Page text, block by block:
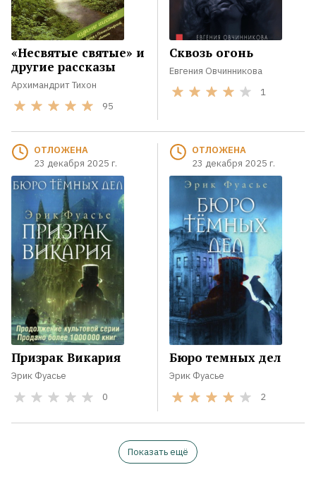
«Несвятые святые» и
другие рассказы
Архимандрит Тихон
95
Сквозь огонь
Евгения Овчинникова
1
ОТЛОЖЕНА
23 декабря 2025 г.
Призрак Викария
Эрик Фуасье
0
ОТЛОЖЕНА
23 декабря 2025 г.
Бюро темных дел
Эрик Фуасье
2
Показать ещё